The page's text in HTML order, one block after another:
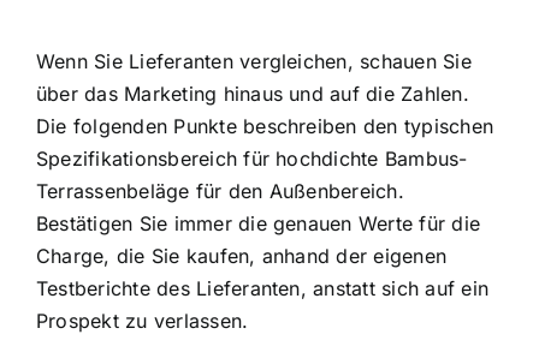
Wenn Sie Lieferanten vergleichen, schauen Sie
über das Marketing hinaus und auf die Zahlen.
Die folgenden Punkte beschreiben den typischen
Spezifikationsbereich für hochdichte Bambus-
Terrassenbeläge für den Außenbereich.
Bestätigen Sie immer die genauen Werte für die
Charge, die Sie kaufen, anhand der eigenen
Testberichte des Lieferanten, anstatt sich auf ein
Prospekt zu verlassen.